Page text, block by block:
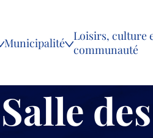
Municipalité
Loisirs, culture
communauté